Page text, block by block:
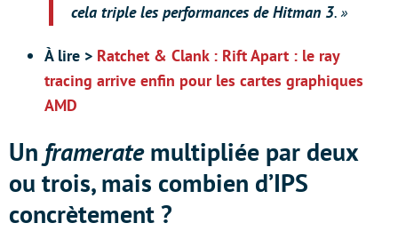
cela triple les performances de Hitman 3. »
À lire > Ratchet & Clank : Rift Apart : le ray
tracing arrive enfin pour les cartes graphiques
AMD
Un frameratemultipliée par deux
ou trois, mais combien d’IPS
concrètement ?